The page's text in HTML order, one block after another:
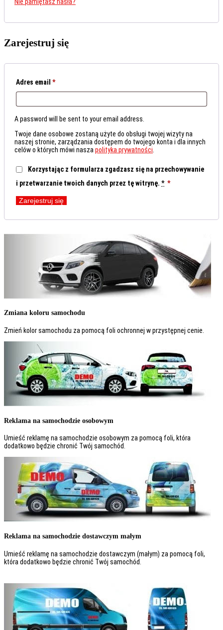
Zarejestruj się
Adres email *
A password will be sent to your email address.
Twoje dane osobowe zostaną użyte do obsługi twojej wizyty na
naszej stronie, zarządzania dostępem do twojego konta i dla innych
celów o których mówi nasza polityka prywatności
Korzystając z formularza zgadzasz się na przechowywanie
i przetwarzanie twoich danych przez tę witrynę. * *
Zarejestruj się
Zmiana koloru samochodu
Zmień kolor samochodu za pomocą foli ochronnej w przystępnej cenie.
Reklama na samochodzie osobowym
Umieść reklamę na samochodzie osobowym za pomocą foli, która
dodatkowo będzie chronić Twój samochód.
Reklama na samochodzie dostawczym małym
Umieść reklamę na samochodzie dostawczym (małym) za pomocą foli,
która dodatkowo będzie chronić Twój samochód.